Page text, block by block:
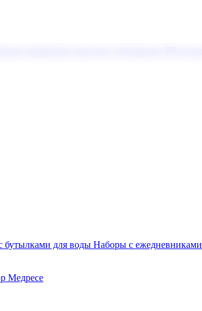
бутылками для воды Наборы с ежедневниками
Медресе